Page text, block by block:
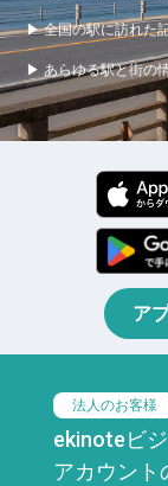
▶ 全国の駅に訪れた
▶ あらゆる駅と街の
ア
法人のお客様
ekinoteビ
アカウント